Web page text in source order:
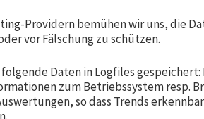
Providern bemühen wir uns, die
vor Fälschung zu schützen.
Daten in Logfiles
zum Betriebssystem resp.
so dass Trends